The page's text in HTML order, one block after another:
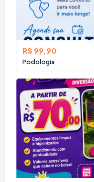
R$ 99,90
Podologia